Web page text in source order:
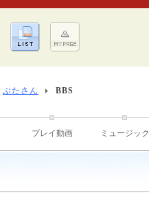
ぶたさん BBS
プレイ動画 ミュージック